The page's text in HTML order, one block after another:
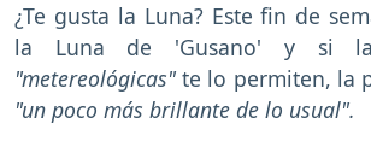
¿Te gusta la Luna? Este fin de
la Luna de 'Gusano' y si
"metereológicas"te lo permiten, la
"un poco más brillante de lo usual".